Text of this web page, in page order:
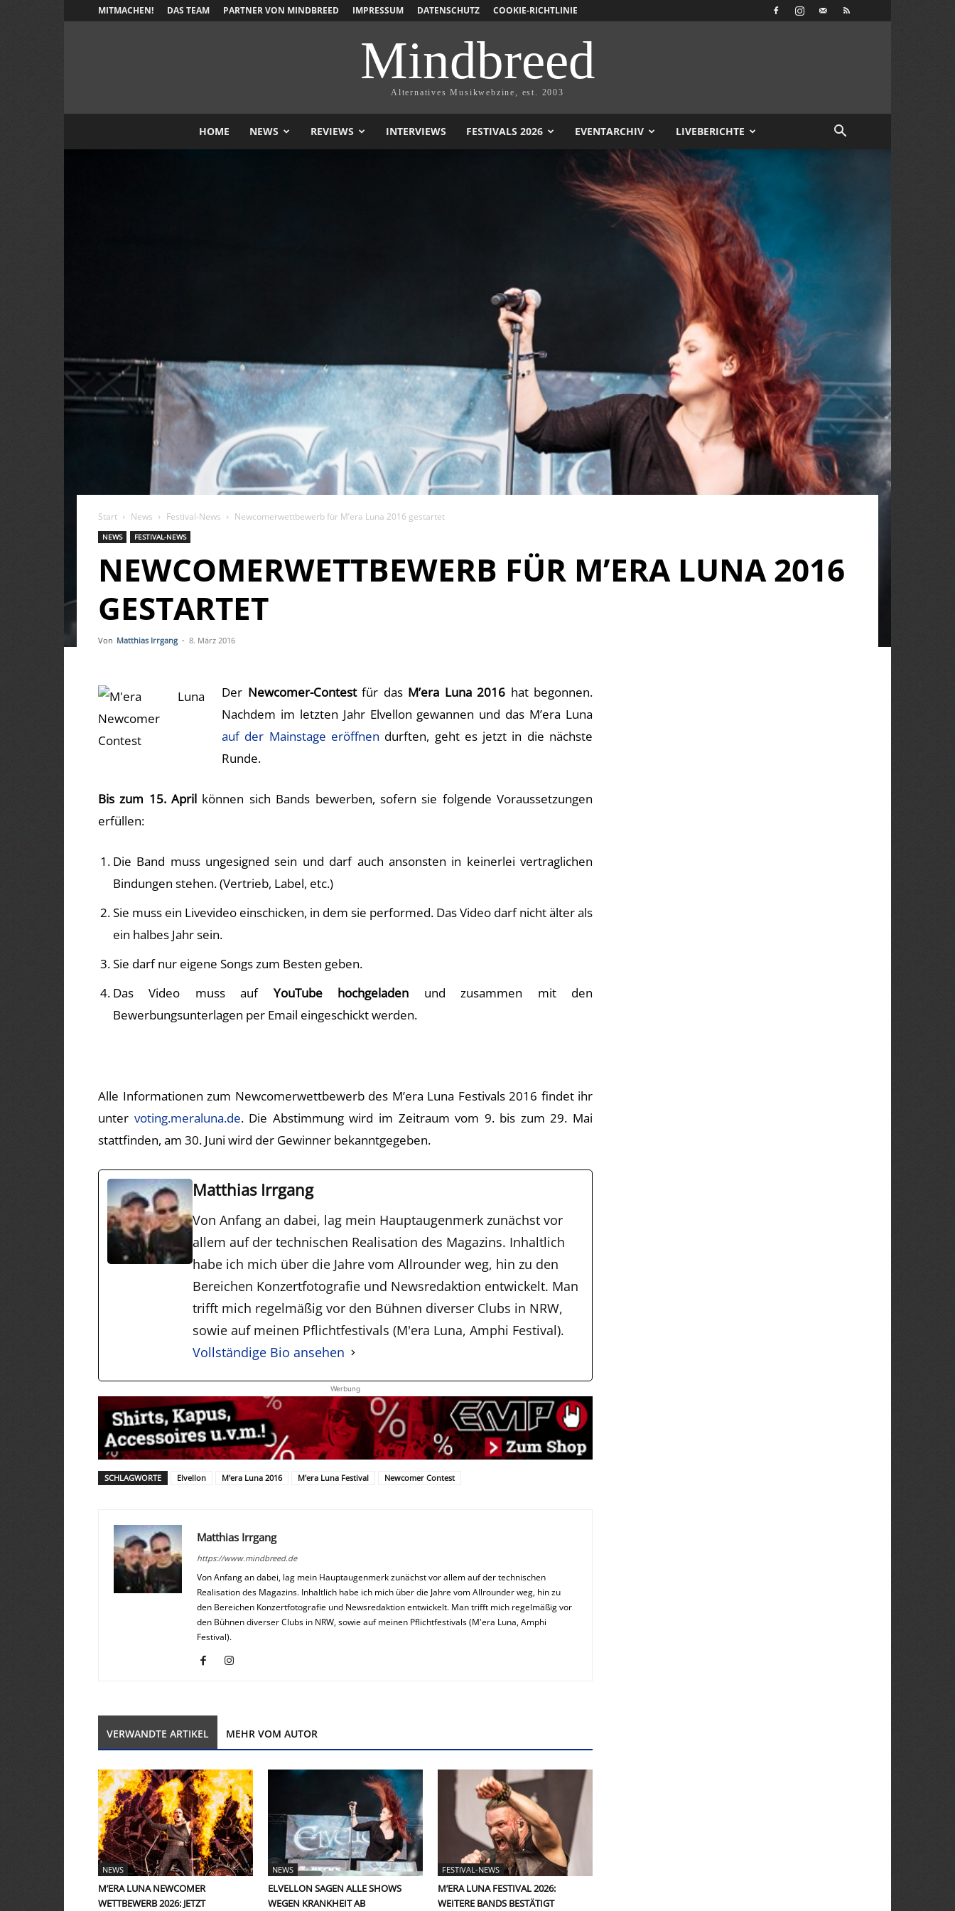
MITMACHEN! DAS TEAM PARTNER VON MINDBREED IMPRESSUM DATENSCHUTZ COOKIE-RICHTLINIE
Mindbreed
Alternatives Musikwebzine, est. 2003
HOME NEWS REVIEWS INTERVIEWS FESTIVALS 2026 EVENTARCHIV LIVEBERICHTE
Start News Festival-News Newcomerwettbewerb für M’era Luna 2016 gestartet
NEWS FESTIVAL-NEWS
NEWCOMERWETTBEWERB FÜR M’ERA LUNA 2016
GESTARTET
Von Matthias Irrgang - 8. März 2016
Der Newcomer-Contestfür das M’era Luna 2016 hat begonnen.
Nachdem im letzten Jahr Elvellon gewannen und das M’era Luna
auf der Mainstage eröffnen durften, geht es jetzt in die nächste
Runde.
Bis zum 15. April können sich Bands bewerben, sofern sie folgende Voraussetzungen
erfüllen:
Die Band muss ungesigned sein und darf auch ansonsten in keinerlei vertraglichen
Bindungen stehen. (Vertrieb, Label, etc.)
Sie muss ein Livevideo einschicken, in dem sie performed. Das Video darf nicht älter als
ein halbes Jahr sein.
Sie darf nur eigene Songs zum Besten geben.
Das Video muss auf YouTube hochgeladen und zusammen mit den
Bewerbungsunterlagen per Email eingeschickt werden.
Alle Informationen zum Newcomerwettbewerb des M’era Luna Festivals 2016 findet ihr
unter voting.meraluna.de. Die Abstimmung wird im Zeitraum vom 9. bis zum 29. Mai
stattfinden, am 30. Juni wird der Gewinner bekanntgegeben.
Matthias Irrgang
Von Anfang an dabei, lag mein Hauptaugenmerk zunächst vor
allem auf der technischen Realisation des Magazins. Inhaltlich
habe ich mich über die Jahre vom Allrounder weg, hin zu den
Bereichen Konzertfotografie und Newsredaktion entwickelt. Man
trifft mich regelmäßig vor den Bühnen diverser Clubs in NRW,
sowie auf meinen Pflichtfestivals (M'era Luna, Amphi Festival).
Vollständige Bio ansehen
Werbung
SCHLAGWORTE Elvellon M'era Luna 2016 M'era Luna Festival Newcomer Contest
Matthias Irrgang
https://www.mindbreed.de
Von Anfang an dabei, lag mein Hauptaugenmerk zunächst vor allem auf der technischen
Realisation des Magazins. Inhaltlich habe ich mich über die Jahre vom Allrounder weg, hin zu
den Bereichen Konzertfotografie und Newsredaktion entwickelt. Man trifft mich regelmäßig vor
den Bühnen diverser Clubs in NRW, sowie auf meinen Pflichtfestivals (M'era Luna, Amphi
Festival).
VERWANDTE ARTIKEL MEHR VOM AUTOR
NEWS
M’ERA LUNA NEWCOMER
WETTBEWERB 2026: JETZT
NEWS
ELVELLON SAGEN ALLE SHOWS
WEGEN KRANKHEIT AB
FESTIVAL-NEWS
M’ERA LUNA FESTIVAL 2026:
WEITERE BANDS BESTÄTIGT